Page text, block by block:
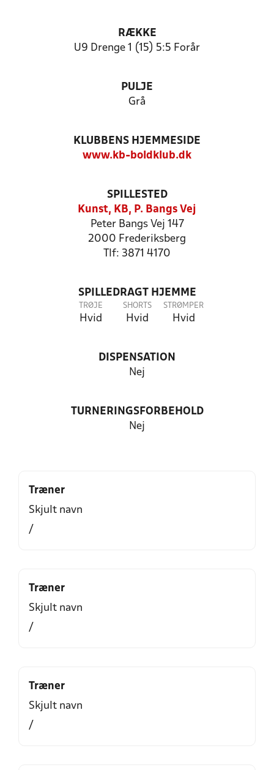
RÆKKE
U9 Drenge 1 (15) 5:5 Forår
PULJE
Grå
KLUBBENS HJEMMESIDE
www.kb-boldklub.dk
SPILLESTED
Kunst, KB, P. Bangs Vej
Peter Bangs Vej 147
2000 Frederiksberg
Tlf: 3871 4170
SPILLEDRAGT HJEMME
TRØJE
Hvid
SHORTS
Hvid
STRØMPER
Hvid
DISPENSATION
Nej
TURNERINGSFORBEHOLD
Nej
Træner
Skjult navn
/
Træner
Skjult navn
/
Træner
Skjult navn
/